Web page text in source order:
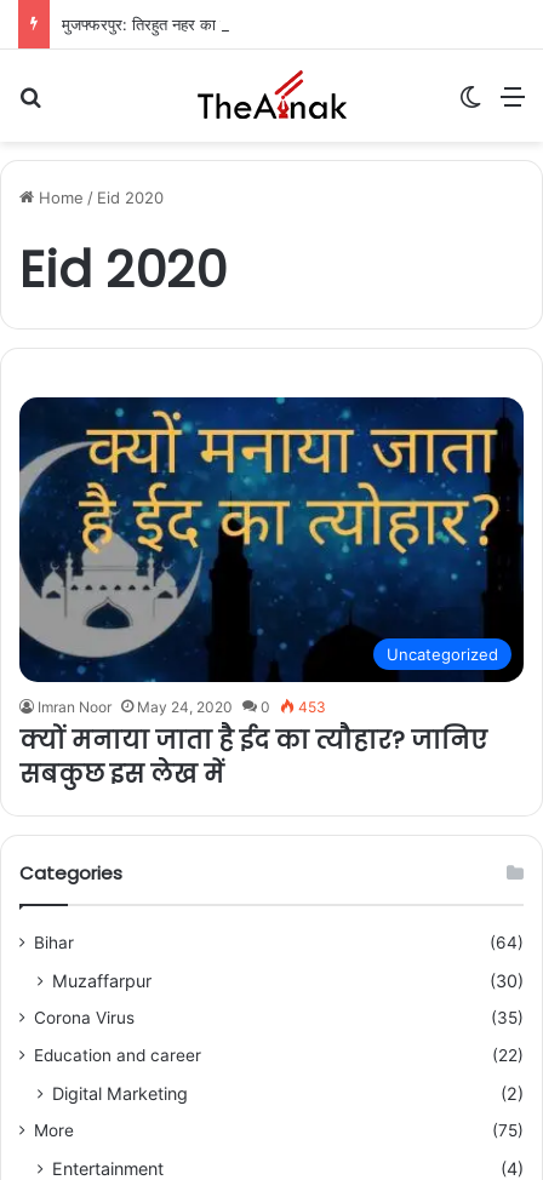
Home / Eid 2020
Eid 2020
Uncategorized
Imran Noor May 24, 2020 0 453
क्यों मनाया जाता है ईद का त्यौहार? जानिए
सबकुछ इस लेख में
Categories
Bihar (64)
Muzaffarpur (30)
Corona Virus
(35)
Education and career
(22)
Digital Marketing (2)
More (75)
Entertainment
(4)